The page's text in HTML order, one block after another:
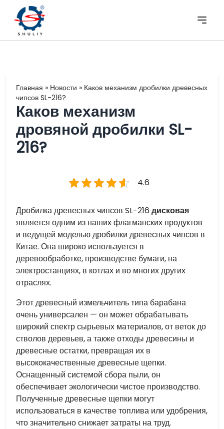
Главная » Новости » Каков механизм дробилки древесных
чипсов SL-216?
Каков механизм
дровяной дробилки SL-
216?
4.6
Дробилка древесных чипсов SL-216 дисковая
является одним из наших флагманских продуктов
и ведущей моделью дробилки древесных чипсов в
Китае. Она широко используется в
деревообработке, производстве бумаги, на
электростанциях, в котлах и во многих других
отраслях.
Этот древесный измельчитель типа барабана
очень универсален — он может обрабатывать
широкий спектр сырьевых материалов, от веток до
стволов деревьев, а также отходы древесины и
древесные остатки, превращая их в
высококачественные древесные щепки.
Оснащенный системой сбора пыли, он
обеспечивает экологически чистое производство.
Полученные древесные щепки могут
использоваться в качестве топлива или удобрения,
что значительно снижает затраты на труд.